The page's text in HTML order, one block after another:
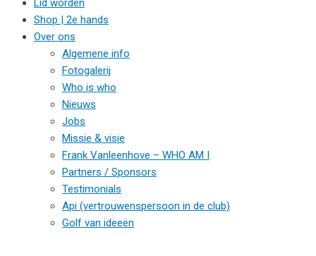
Lid worden
Shop | 2e hands
Over ons
Algemene info
Fotogalerij
Who is who
Nieuws
Jobs
Missie & visie
Frank Vanleenhove – WHO AM I
Partners / Sponsors
Testimonials
Api (vertrouwenspersoon in de club)
Golf van ideeën